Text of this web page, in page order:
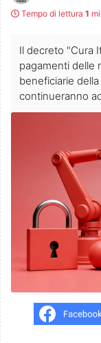
Tempo di lettura 1
Il decreto "Cura
pagamenti delle
beneficiarie
continueranno